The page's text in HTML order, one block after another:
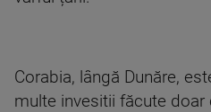
Corabia, lângă Dunăre,
multe invesitii făcute doar